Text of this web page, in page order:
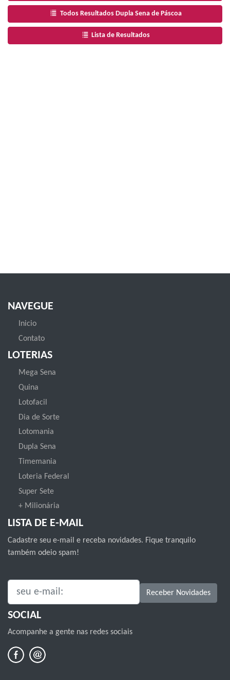
Todos Resultados Dupla Sena de Páscoa
Lista de Resultados
NAVEGUE
Inicio
Contato
LOTERIAS
Mega Sena
Quina
Lotofacil
Dia de Sorte
Lotomania
Dupla Sena
Timemania
Loteria Federal
Super Sete
+ Milionária
LISTA DE E-MAIL
Cadastre seu e-mail e receba novidades. Fique tranquilo
também odeio spam!
SEU E-MAIL: Receber Novidades
SOCIAL
Acompanhe a gente nas redes sociais